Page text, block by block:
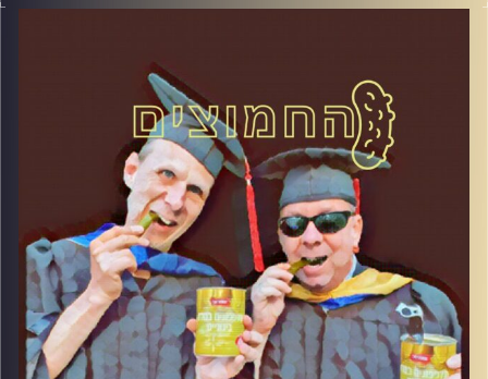
דוד ופרופסור גלעד הירשברגר.